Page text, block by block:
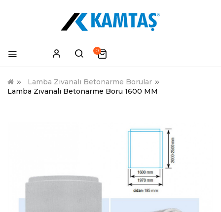
0
Lamba Zıvanalı Betonarme Borular
Lamba Zıvanalı Betonarme Boru 1600 MM